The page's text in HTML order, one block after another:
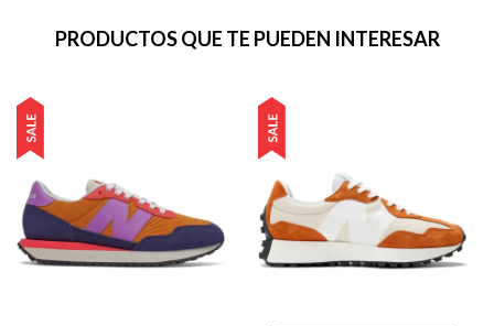
PRODUCTOS QUE TE PUEDEN INTERESAR